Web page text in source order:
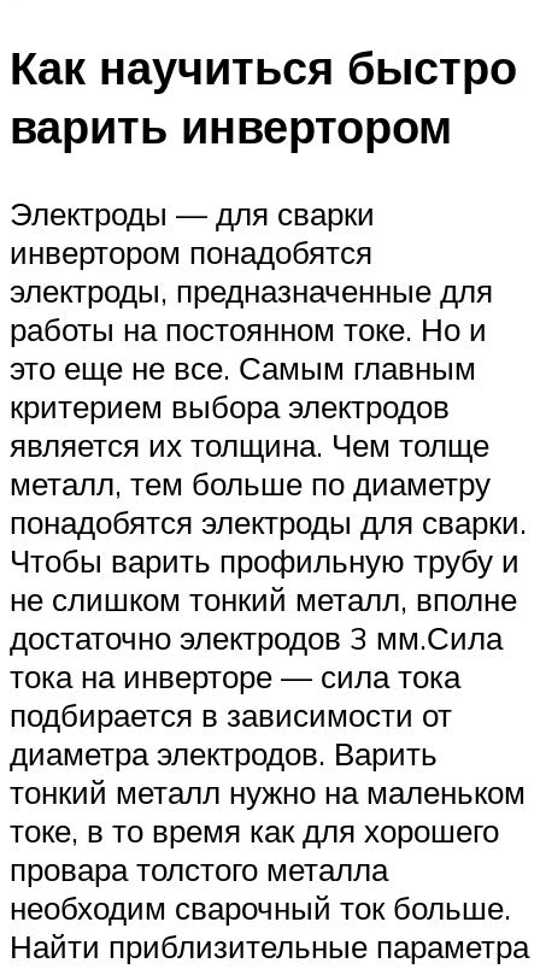
Как научиться быстро
варить инвертором
Электроды — для сварки
инвертором понадобятся
электроды, предназначенные для
работы на постоянном токе. Но и
это еще не все. Самым главным
критерием выбора электродов
является их толщина. Чем толще
металл, тем больше по диаметру
понадобятся электроды для сварки.
Чтобы варить профильную трубу и
не слишком тонкий металл, вполне
достаточно электродов 3 мм.Сила
тока на инверторе — сила тока
подбирается в зависимости от
диаметра электродов. Варить
тонкий металл нужно на маленьком
токе, в то время как для хорошего
провара толстого металла
необходим сварочный ток больше.
Найти приблизительные параметра